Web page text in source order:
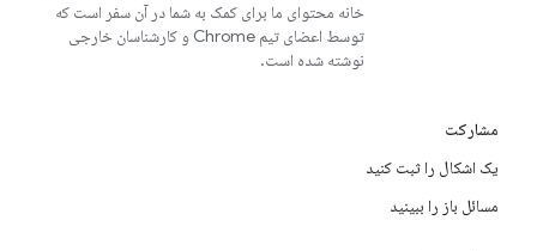
خانه محتوای ما برای کمک به شما در آن سفر است که
توسط اعضای تیم Chrome و کارشناسان خارجی
نوشته شده است.
مشارکت
یک اشکال را ثبت کنید
مسائل باز را ببینید